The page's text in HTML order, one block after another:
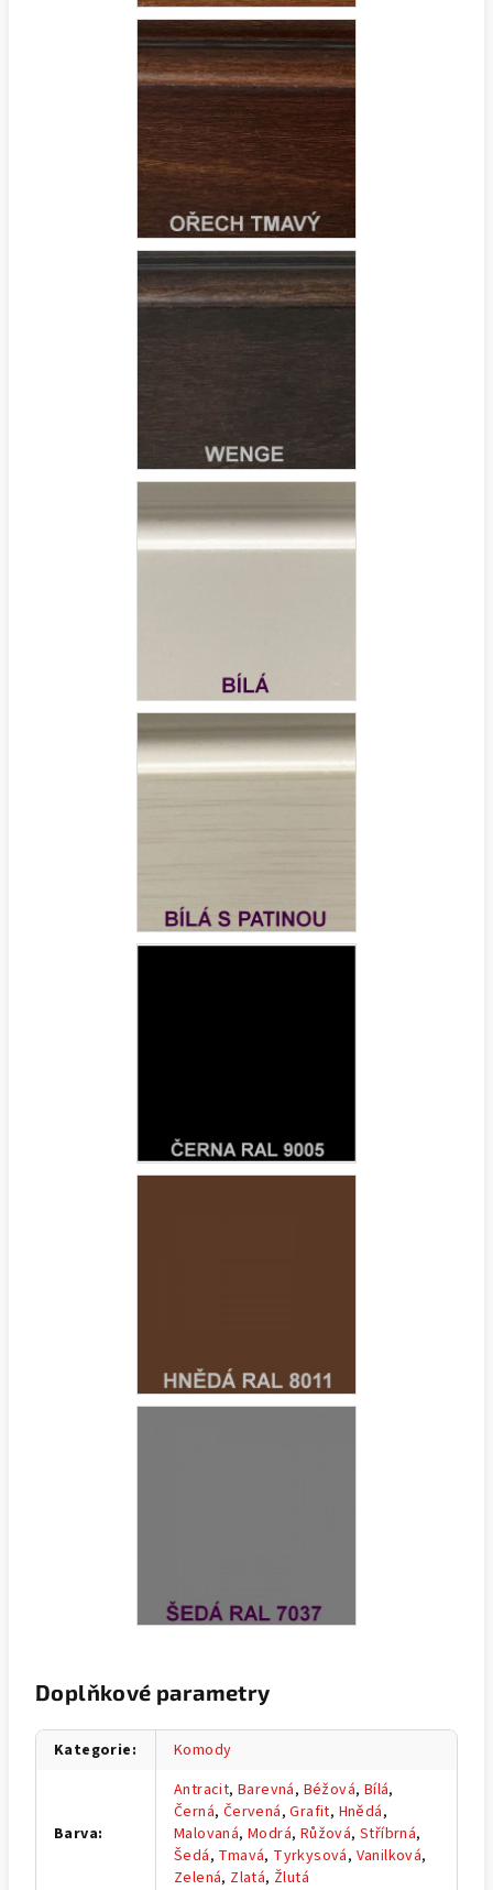
Doplňkové parametry
Kategorie: Komody
Barva:
Antracit,Barevná, Béžová, Bílá,
Černá, Červená,Grafit, Hnědá,
Malovaná,Modrá, Růžová,Stříbrná,
Šedá, Tmavá, Tyrkysová, Vanilková,
Zelená, Zlatá, Žlutá